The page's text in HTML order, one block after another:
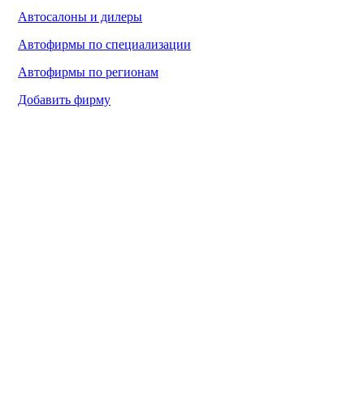
Автосалоны и дилеры
Автофирмы по специализации
Автофирмы по регионам
Добавить фирму